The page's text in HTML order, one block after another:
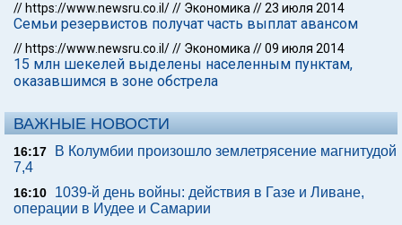
// https://www.newsru.co.il/// Экономика //23 июля 2014
Семьи резервистов получат часть выплат авансом
// https://www.newsru.co.il/// Экономика //09 июля 2014
15 млн шекелей выделены населенным пунктам,
оказавшимся в зоне обстрела
ВАЖНЫЕ НОВОСТИ
16:17
В Колумбии произошло землетрясение магнитудой
7,4
16:10
1039-й день войны: действия в Газе и Ливане,
операции в Иудее и Самарии